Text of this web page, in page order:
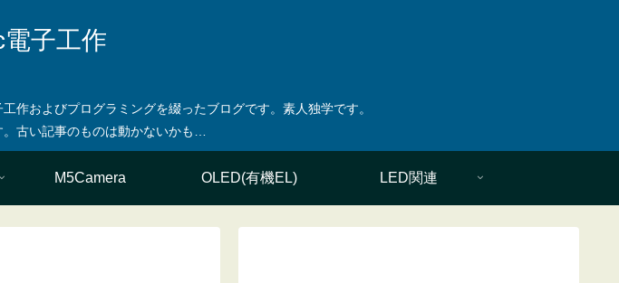
子工作
作およびプログラミングを綴ったブログです。素人独学です。
M5Camera OLED(有機EL) LED関連